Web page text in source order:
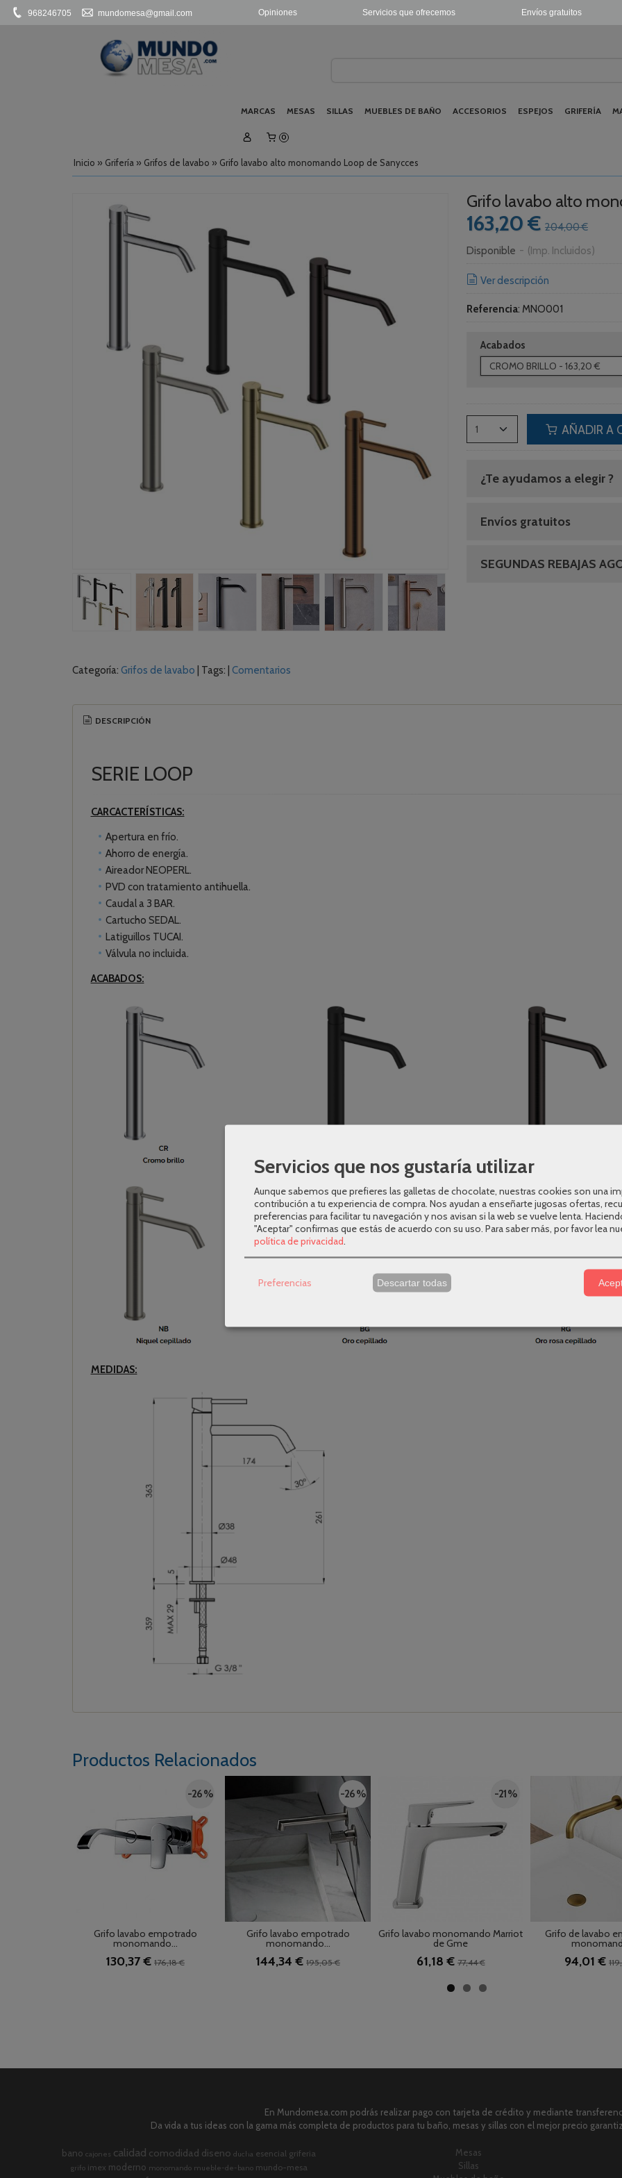
Envíos gratuitos
Servicios que ofrecemos
Opiniones
968246705 mundomesa@gmail.com
MARCAS MESAS SILLAS MUEBLES DE BAÑO ACCESORIOS ESPEJOS GRIFERÍA
0
Inicio » Grifería » Grifos de lavabo » Grifo lavabo alto monomando Loop de Sanycces
Grifo lavabo alto
163,20 € 204,00 €
Disponible - (Imp. Incluidos)
Ver descripción
Referencia: MNO001
Acabados
AÑADIR A
¿Te ayudamos a elegir ?
Envíos gratuitos
SEGUNDAS REBAJAS
Categoría: Grifos de lavabo Tags: Comentarios
DESCRIPCIÓN
SERIE LOOP
CARCACTERÍSTICAS:
Apertura en frío.
Ahorro de energía.
Aireador NEOPERL.
PVD con tratamiento antihuella.
Caudal a 3 BAR.
Cartucho SEDAL.
Latiguillos TUCAI.
Válvula no incluida.
ACABADOS:
MEDIDAS:
Productos Relacionados
-26 %
Grifo lavabo empotrado
monomando...
130,37 € 176,18 €
-26 %
Grifo lavabo empotrado
monomando...
144,34 € 195,05 €
-21 %
Grifo lavabo monomando Marriot
de Gme
61,18 € 77,44 €
Grifo de lavabo
94,01 €
En Mundomesa.com podrás realizar pago con tarjeta de crédito y mediante
Da vida a tus ideas con la gama más completa de productos para tu baño, mesas y sillas con el mejor precio
bano cajones calidad comodidad diseno ducha esencial griferia
grifo imex moderno monomando mueble-de-bano mundo-mesa
Mesas
Sillas
Servicios que nos gustaría utilizar
Aunque sabemos que prefieres las galletas de chocolate, nuestras cookies son una
contribución a tu experiencia de compra. Nos ayudan a enseñarte jugosas ofertas,
preferencias para facilitar tu navegación y nos avisan si la web se vuelve lenta.
"Aceptar" confirmas que estás de acuerdo con su uso. Para saber más, por favor lea
política de privacidad
Preferencias Descartar todas